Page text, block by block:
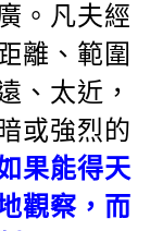
。凡夫經
離、範圍
、太近，
或強烈的
果能得天
觀察，而